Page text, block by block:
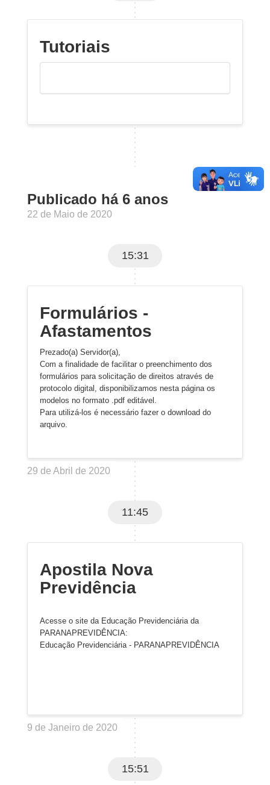
Tutoriais
Publicado há 6 anos
22 de Maio de 2020
15:31
Formulários -
Afastamentos
Prezado(a) Servidor(a),
Com a finalidade de facilitar o preenchimento dos
formulários para solicitação de direitos através de
protocolo digital, disponibilizamos nesta página os
modelos no formato .pdf editável.
Para utilizá-los é necessário fazer o download do
arquivo.
29 de Abril de 2020
11:45
Apostila Nova
Previdência
Acesse o site da Educação Previdenciária da
PARANAPREVIDÊNCIA:
Educação Previdenciária - PARANAPREVIDÊNCIA
9 de Janeiro de 2020
15:51